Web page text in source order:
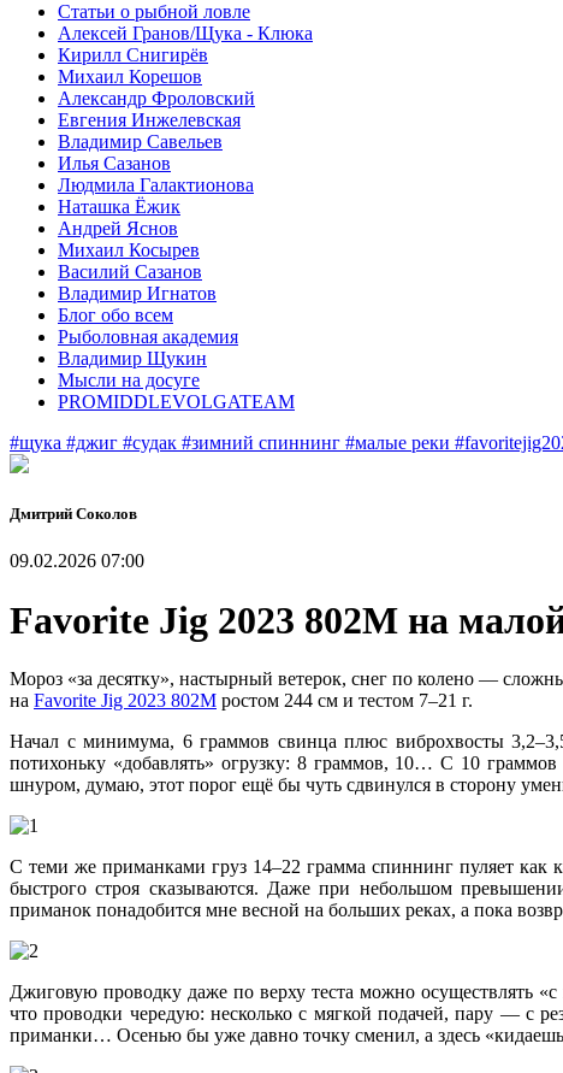
Статьи о рыбной ловле
Алексей Гранов/Щука - Клюка
Кирилл Снигирёв
Михаил Корешов
Александр Фроловский
Евгения Инжелевская
Владимир Савельев
Илья Сазанов
Людмила Галактионова
Наташка Ёжик
Андрей Яснов
Михаил Косырев
Василий Сазанов
Владимир Игнатов
Блог обо всем
Рыболовная академия
Владимир Щукин
Мысли на досуге
PROMIDDLEVOLGATEAM
#щука #джиг #судак #зимний спиннинг #малые реки
Дмитрий Соколов
09.02.2026 07:00
Favorite Jig 2023 802M на
Мороз «за десятку», настырный ветерок, снег по колено —
на Favorite Jig 2023 802M ростом 244 см и тестом 7–21 г.
Начал с минимума, 6 граммов свинца плюс виброхвосты
потихоньку «добавлять» огрузку: 8 граммов, 10… С 10
шнуром, думаю, этот порог ещё бы чуть сдвинулся в сторону
С теми же приманками груз 14–22 грамма спиннинг пуляет как
быстрого строя сказываются. Даже при небольшом превышении
приманок понадобится мне весной на больших реках, а пока
Джиговую проводку даже по верху теста можно осуществлять
что проводки чередую: несколько с мягкой подачей, пару — с
приманки… Осенью бы уже давно точку сменил, а здесь